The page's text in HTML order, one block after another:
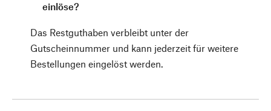
einlöse?
Das Restguthaben verbleibt unter der
Gutscheinnummer und kann jederzeit für weitere
Bestellungen eingelöst werden.